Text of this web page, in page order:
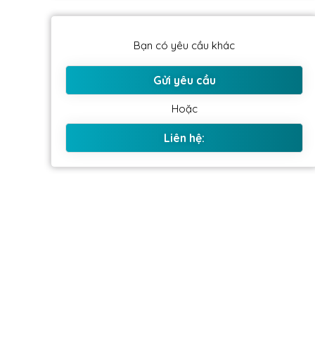
Bạn có yêu cầu khác
Gửi yêu cầu
Hoặc
Liên hệ: